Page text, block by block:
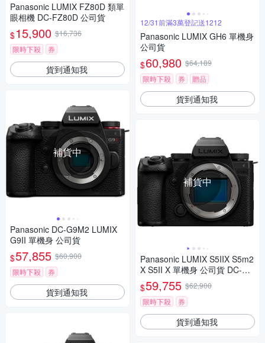
Panasonic LUMIX FZ80D 類單
眼相機 DC-FZ80D 公司貨
$15,900 $16,736
限時下殺
券
貨到通知我
補貨中
Panasonic DC-G9M2 LUMIX
G9II 單機身 公司貨
$57,855 $60,900
限時下殺
券
貨到通知我
12/31前滿3萬登記送1212
Panasonic LUMIX GH6 單機身
公司貨
$60,980 $64,189
限時下殺
券 贈品
貨到通知我
補貨中
Panasonic LUMIX S5IIX S5m2
X S5II X 單機身 公司貨 DC-S5
M2X
$59,755 $62,900
限時下殺
券
貨到通知我